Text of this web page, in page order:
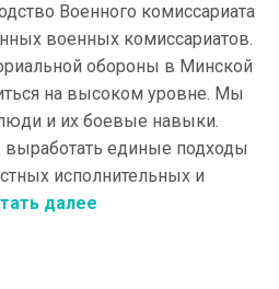
Военного комиссариата
военных комиссариатов.
обороны в Минской
на высоком уровне. Мы
и их боевые навыки.
выработать единые подходы
исполнительных и
далее